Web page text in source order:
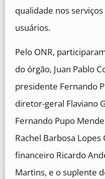
qualidade nos
usuários.
Pelo ONR,
do órgão, Juan Pablo
presidente Fernando
diretor-geral Flaviano
Fernando Pupo
Rachel Barbosa
financeiro Ricardo
Martins, e o suplente